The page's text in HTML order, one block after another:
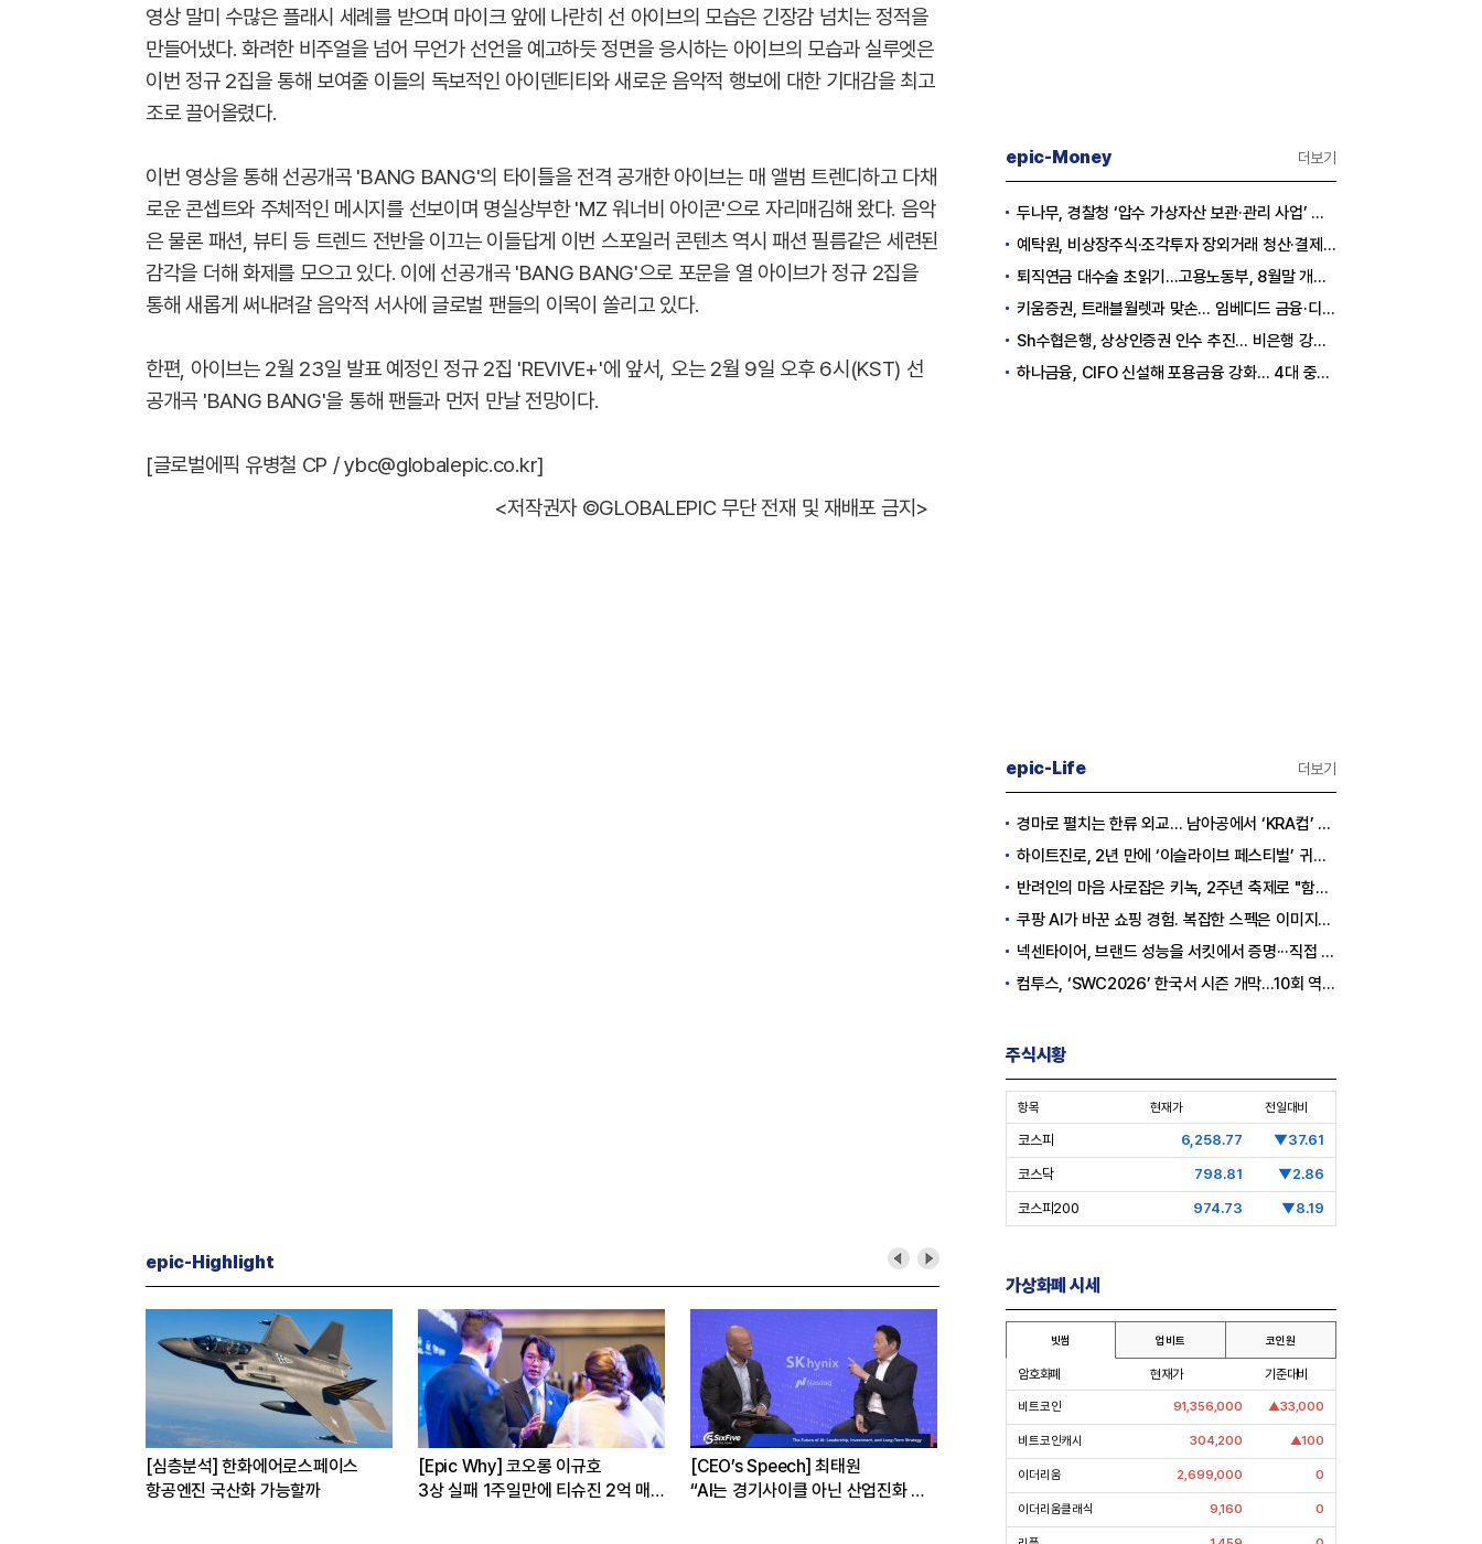
영상 말미 수많은 플래시 세례를 받으며 마이크 앞에 나란히 선 아이브의 모습은 긴장감 넘치는 정적을
만들어냈다. 화려한 비주얼을 넘어 무언가 선언을 예고하듯 정면을 응시하는 아이브의 모습과 실루엣은
이번 정규 2집을 통해 보여줄 이들의 독보적인 아이덴티티와 새로운 음악적 행보에 대한 기대감을 최고
조로 끌어올렸다.
이번 영상을 통해 선공개곡 'BANG BANG'의 타이틀을 전격 공개한 아이브는 매 앨범 트렌디하고 다채
로운 콘셉트와 주체적인 메시지를 선보이며 명실상부한 'MZ 워너비 아이콘'으로 자리매김해 왔다. 음악
은 물론 패션, 뷰티 등 트렌드 전반을 이끄는 이들답게 이번 스포일러 콘텐츠 역시 패션 필름같은 세련된
감각을 더해 화제를 모으고 있다. 이에 선공개곡 'BANG BANG'으로 포문을 열 아이브가 정규 2집을
통해 새롭게 써내려갈 음악적 서사에 글로벌 팬들의 이목이 쏠리고 있다.
한편, 아이브는 2월 23일 발표 예정인 정규 2집 'REVIVE+'에 앞서, 오는 2월 9일 오후 6시(KST) 선
공개곡 'BANG BANG'을 통해 팬들과 먼저 만날 전망이다.
[글로벌에픽 유병철 CP / ybc@globalepic.co.kr]
<저작권자 ©GLOBALEPIC 무단 전재 및 재배포 금지>
epic-Highlight
[CEO’s Speech] 최태원
“AI는 경기사이클 아닌 산업진화 그
[심층분석] 포스코, 트리플 코어 투자
[Epic Why] 한화, KAI 지분 왜 사들
일까
[오너가의 자녀들] 신유열, 대권 승계
실전무대에 서다
[보스상륙작전-한화 3형제 ② 김동
원]
입사 12년 만에 금융계열 수장 등극
epic-Money 더보기
두나무, 경찰청 ‘압수 가상자산 보관·관리 사업’ 최종 낙찰
예탁원, 비상장주식·조각투자 장외거래 청산·결제 인프라 구축 착수
퇴직연금 대수술 초읽기…고용노동부, 8월말 개정안 발표
키움증권, 트래블월렛과 맞손… 임베디드 금융·디지털 자산 신사업 추진
Sh수협은행, 상상인증권 인수 추진… 비은행 강화 ‘금융그룹’ 도약 발판
하나금융, CIFO 신설해 포용금융 강화… 4대 중심축 중심 상반기 목표 60% 달성
epic-Life 더보기
경마로 펼치는 한류 외교… 남아공에서 ‘KRA컵’ 개최하는 한국마사회
하이트진로, 2년 만에 ‘이슬라이브 페스티벌’ 귀환…25,000명 규모 대확장
반려인의 마음 사로잡은 키녹, 2주년 축제로 "함께하는 즐거움"을 선물하다
쿠팡 AI가 바꾼 쇼핑 경험. 복잡한 스펙은 이미지로, 수백 개 리뷰는 한눈에…
넥센타이어, 브랜드 성능을 서킷에서 증명···직접 체험하는 고객 참여형 마케팅 확대
컴투스, ‘SWC2026’ 한국서 시즌 개막…10회 역사를 이어갈 챔피언은 누가 될까
주식시황
항목 현재가 전일대비
코스피 6,258.77 ▼37.61
코스닥 798.81 ▼2.86
코스피200 974.73 ▼8.19
가상화폐 시세
빗썸 업비트 코인원
암호화폐 현재가 기준대비
비트코인 91,356,000 ▲33,000
비트코인캐시 304,200 ▲100
이더리움 2,699,000 0
이더리움클래식 9,160 0